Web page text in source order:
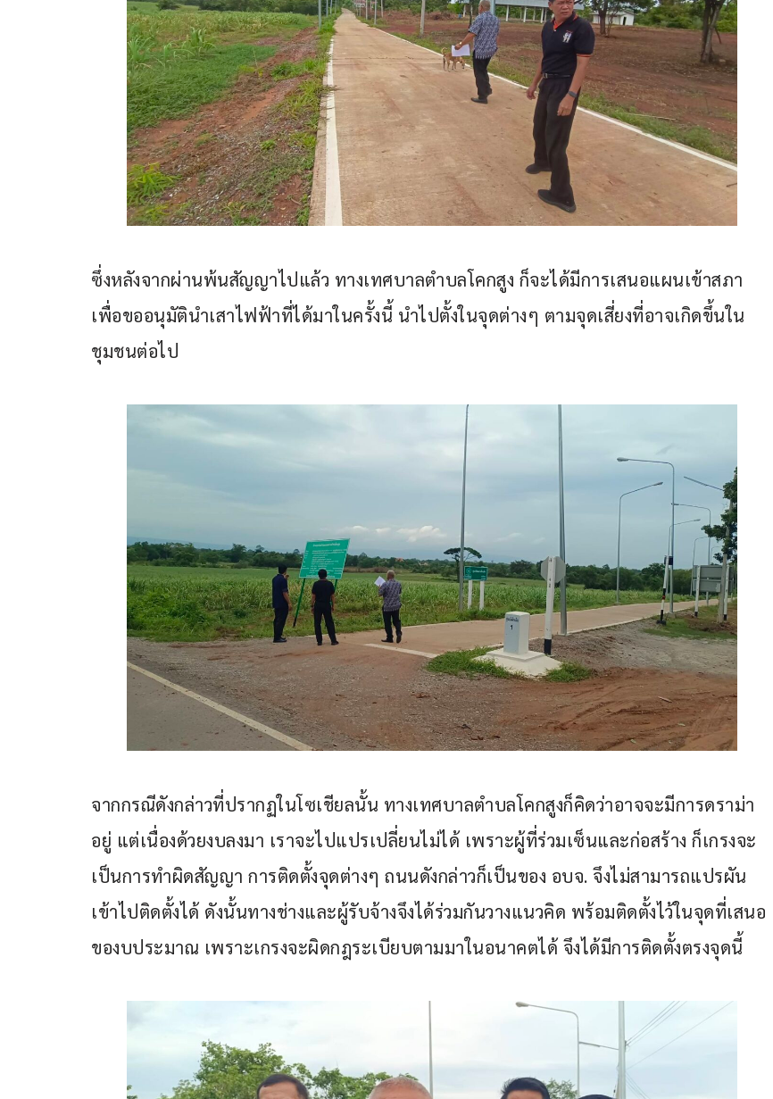
ซึ่งหลังจากผ่านพ้นสัญญาไปแล้ว ทางเทศบาลตำบลโคกสูง ก็จะได้มีการเสนอแผนเข้าสภา
เพื่อขออนุมัตินำเสาไฟฟ้าที่ได้มาในครั้งนี้ นำไปตั้งในจุดต่างๆ ตามจุดเสี่ยงที่อาจเกิดขึ้นใน
ชุมชนต่อไป
จากกรณีดังกล่าวที่ปรากฏในโซเชียลนั้น ทางเทศบาลตำบลโคกสูงก็คิดว่าอาจจะมีการดราม่า
อยู่ แต่เนื่องด้วยงบลงมา เราจะไปแปรเปลี่ยนไม่ได้ เพราะผู้ที่ร่วมเซ็นและก่อสร้าง ก็เกรงจะ
เป็นการทำผิดสัญญา การติดตั้งจุดต่างๆ ถนนดังกล่าวก็เป็นของ อบจ. จึงไม่สามารถแปรผัน
เข้าไปติดตั้งได้ ดังนั้นทางช่างและผู้รับจ้างจึงได้ร่วมกันวางแนวคิด พร้อมติดตั้งไว้ในจุดที่เสนอ
ของบประมาณ เพราะเกรงจะผิดกฎระเบียบตามมาในอนาคตได้ จึงได้มีการติดตั้งตรงจุดนี้